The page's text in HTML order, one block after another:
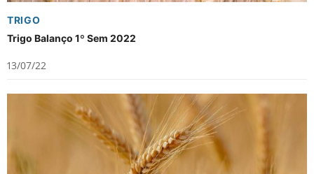
TRIGO
Trigo Balanço 1º Sem 2022
13/07/22